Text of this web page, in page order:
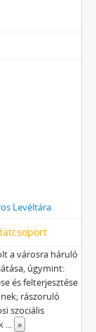
Levéltára
a városra háruló
úgymint:
és felterjesztése
rászoruló
szociális
... »